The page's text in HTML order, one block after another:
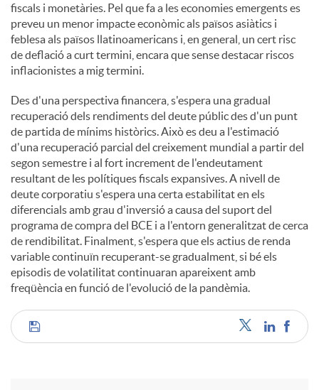
fiscals i monetàries. Pel que fa a les economies emergents es
preveu un menor impacte econòmic als països asiàtics i
feblesa als països llatinoamericans i, en general, un cert risc
de deflació a curt termini, encara que sense destacar riscos
inflacionistes a mig termini.
Des d'una perspectiva financera, s'espera una gradual
recuperació dels rendiments del deute públic des d'un punt
de partida de mínims històrics. Això es deu a l'estimació
d'una recuperació parcial del creixement mundial a partir del
segon semestre i al fort increment de l'endeutament
resultant de les polítiques fiscals expansives. A nivell de
deute corporatiu s'espera una certa estabilitat en els
diferencials amb grau d'inversió a causa del suport del
programa de compra del BCE i a l'entorn generalitzat de cerca
de rendibilitat. Finalment, s'espera que els actius de renda
variable continuïn recuperant-se gradualment, si bé els
episodis de volatilitat continuaran apareixent amb
freqüència en funció de l'evolució de la pandèmia.
C